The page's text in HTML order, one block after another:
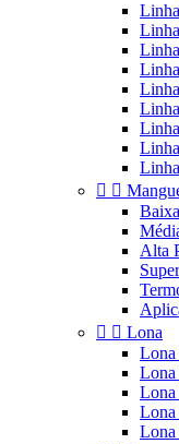
 
Alta
  Lona
Lona
Lona
Lona
Lona